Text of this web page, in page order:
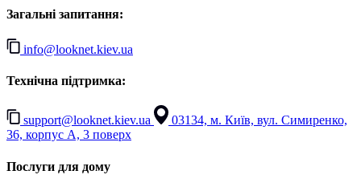
Загальні запитання:
info@looknet.kiev.ua
Технічна підтримка:
support@looknet.kiev.ua
03134, м. Київ, вул. Симиренко,
36, корпус А, 3 поверх
Послуги для дому